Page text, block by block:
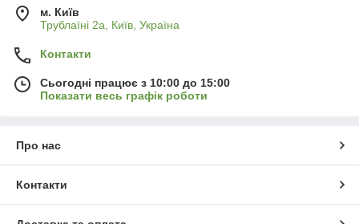
м. Київ
Трублаїні 2а, Київ, Україна
Контакти
Сьогодні працює з 10:00 до 15:00
Показати весь графік роботи
Про нас
Контакти